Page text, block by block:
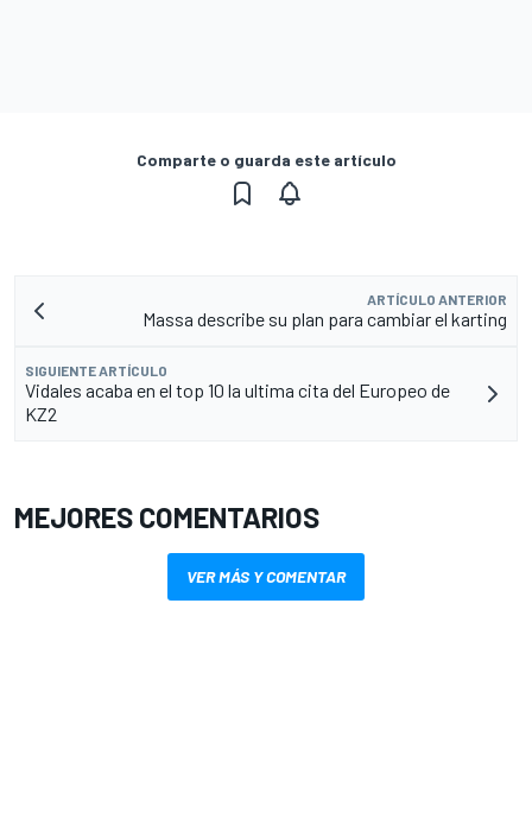
Comparte o guarda este artículo
ARTÍCULO ANTERIOR
Massa describe su plan para cambiar el karting
SIGUIENTE ARTÍCULO
Vidales acaba en el top 10 la ultima cita del Europeo de
KZ2
MEJORES COMENTARIOS
VER MÁS Y COMENTAR